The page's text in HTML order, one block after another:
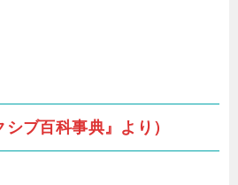
ブ百科事典』より）